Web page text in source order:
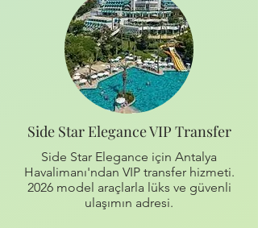
Side Star Elegance VIP Transfer
Side Star Elegance için Antalya
Havalimanı'ndan VIP transfer hizmeti.
2026 model araçlarla lüks ve güvenli
ulaşımın adresi.